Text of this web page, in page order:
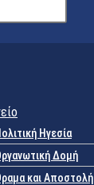
Ηγεσία
Δομή
και Αποστολή